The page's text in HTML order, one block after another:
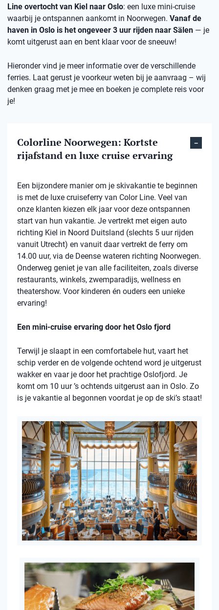
Line overtocht van Kiel naar Oslo: een luxe mini-cruise
waarbij je ontspannen aankomt in Noorwegen. Vanaf de
haven in Oslo is het ongeveer 3 uur rijden naar Sälen — je
komt uitgerust aan en bent klaar voor de sneeuw!
Hieronder vind je meer informatie over de verschillende
ferries. Laat gerust je voorkeur weten bij je aanvraag – wij
denken graag met je mee en boeken je complete reis voor
je!
Colorline Noorwegen: Kortste
rijafstand en luxe cruise ervaring
Een bijzondere manier om je skivakantie te beginnen
is met de luxe cruiseferry van Color Line. Veel van
onze klanten kiezen elk jaar voor deze ontspannen
start van hun vakantie. Je vertrekt met eigen auto
richting Kiel in Noord Duitsland (slechts 5 uur rijden
vanuit Utrecht) en vanuit daar vertrekt de ferry om
14.00 uur, via de Deense wateren richting Noorwegen.
Onderweg geniet je van alle faciliteiten, zoals diverse
restaurants, winkels, zwemparadijs, wellness en
theatershow. Voor kinderen én ouders een unieke
ervaring!
Een mini-cruise ervaring door het Oslo fjord
Terwijl je slaapt in een comfortabele hut, vaart het
schip verder en de volgende ochtend word je uitgerust
wakker en vaar je door het prachtige Oslofjord. Je
komt om 10 uur ’s ochtends uitgerust aan in Oslo. Zo
is je vakantie al begonnen voordat je op de ski’s staat!